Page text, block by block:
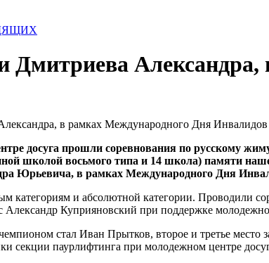
Дмитриева
досуга прошли соревнования по русскому
школой восьмого типа и 14 школа) памяти
Юрьевича, в рамках Международного Дня
категориям и абсолютной категории. Проводили
Александр Куприяновский при поддержке
стал Иван Прытков, второе и третье
секции паурлифтинга при молодежном центре